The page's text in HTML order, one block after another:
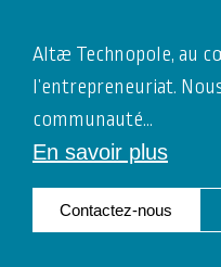
Altæ Technopole, au
l’entrepreneuriat.
communauté…
En savoir plus
Contactez-nous